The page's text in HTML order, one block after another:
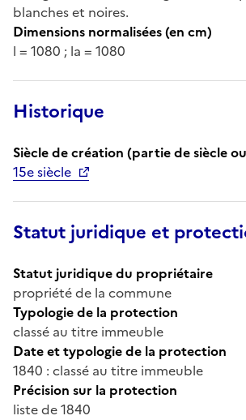
blanches et noires.
Dimensions normalisées (en cm)
l = 1080 ; la = 1080
Historique
Siècle de création (partie de siècle
15e siècle
Statut juridique et
Statut juridique du propriétaire
propriété de la commune
Typologie de la protection
classé au titre immeuble
Date et typologie de la protection
1840 : classé au titre immeuble
Précision sur la protection
liste de 1840